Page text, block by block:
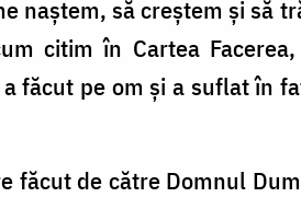
naștem, să creștem și să
citim în Cartea
a făcut pe om și a suflat
făcut de către Domnul